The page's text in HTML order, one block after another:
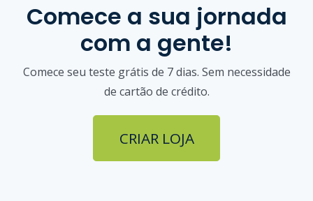
Comece a sua jornada
com a gente!
Comece seu teste grátis de 7 dias. Sem necessidade
de cartão de crédito.
CRIAR LOJA